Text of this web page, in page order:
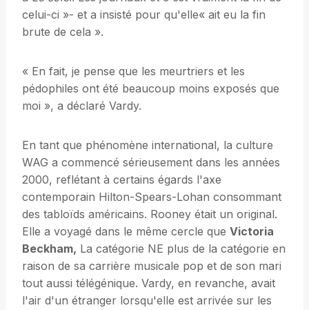
celui-ci »- et a insisté pour qu'elle« ait eu la fin
brute de cela ».
« En fait, je pense que les meurtriers et les
pédophiles ont été beaucoup moins exposés que
moi », a déclaré Vardy.
En tant que phénomène international, la culture
WAG a commencé sérieusement dans les années
2000, reflétant à certains égards l'axe
contemporain Hilton-Spears-Lohan consommant
des tabloïds américains. Rooney était un original.
Elle a voyagé dans le même cercle que Victoria
Beckham, La catégorie NE plus de la catégorie en
raison de sa carrière musicale pop et de son mari
tout aussi télégénique. Vardy, en revanche, avait
l'air d'un étranger lorsqu'elle est arrivée sur les